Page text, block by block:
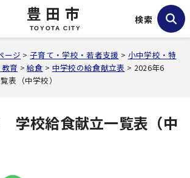
豊田市
TOYOTA CITY
検索
ージ >子育て・学校・若者支援 > 小中学校・特
育 >給食 > 中学校の給食献立表 > 2026年6
表（中学校）
学校給食献立一覧表（中